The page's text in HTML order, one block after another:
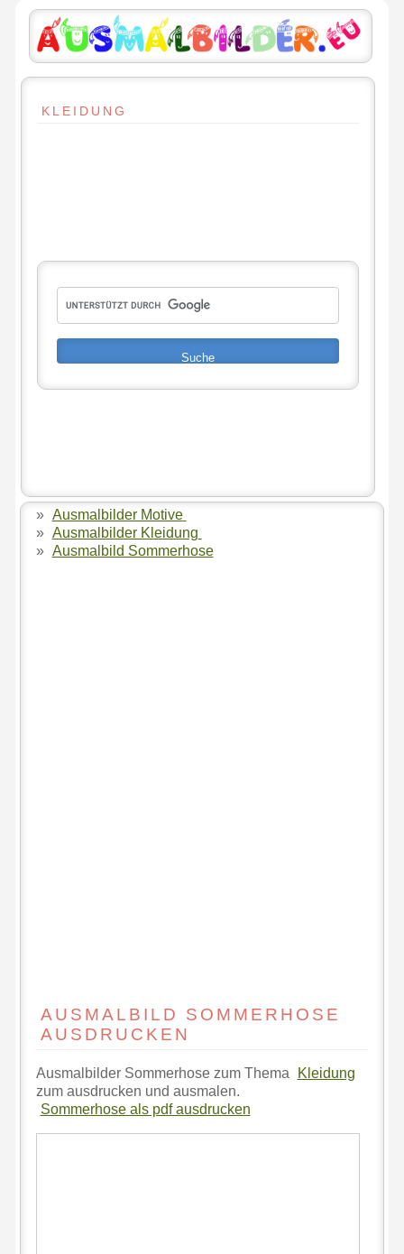
KLEIDUNG
» Ausmalbilder Motive
» Ausmalbilder Kleidung
» Ausmalbild Sommerhose
AUSMALBILD SOMMERHOSE
AUSDRUCKEN
Ausmalbilder Sommerhose zum Thema
Kleidung
zum ausdrucken und ausmalen.
Sommerhose als pdf ausdrucken